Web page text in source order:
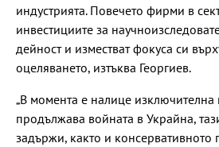
индустрията. Повечето фирми в
инвестициите за
дейност и изместват фокуса си
оцеляването, изтъква Георгиев.
„В момента е налице изключителна
продължава войната в Украйна,
задържи, както и консервативното